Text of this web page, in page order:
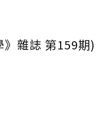
雜誌 第159期)